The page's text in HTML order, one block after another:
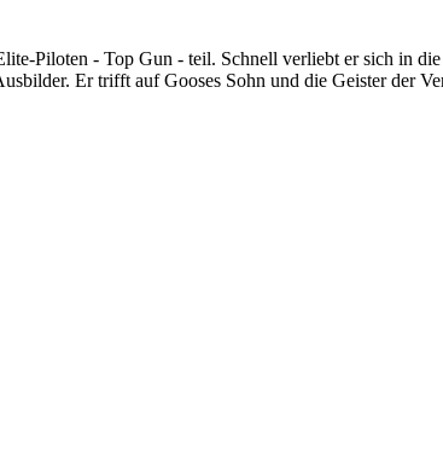
Piloten - Top Gun - teil. Schnell verliebt er sich in
Er trifft auf Gooses Sohn und die Geister der